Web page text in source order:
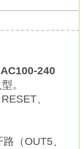
240
。
、
（OUT5、